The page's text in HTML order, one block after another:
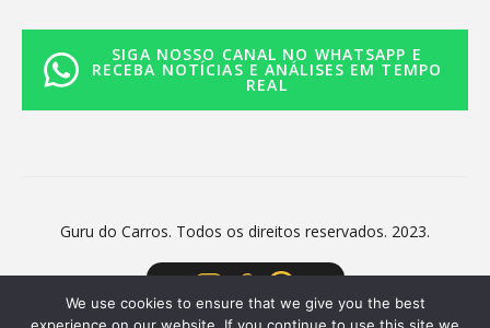
SIGA NOSSO CANAL NO WHATSAPP E
RECEBA NOTÍCIAS E ANÁLISES EM TEMPO
REAL
Guru do Carros. Todos os direitos reservados. 2023.
We use cookies to ensure that we give you the best